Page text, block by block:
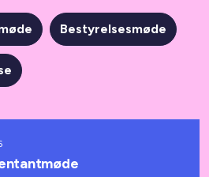
Bestyrelsesmøde